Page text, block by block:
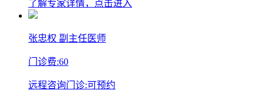
了解专家详情，点击进入
张忠权 副主任医师
门诊费:60
远程咨询门诊:可预约